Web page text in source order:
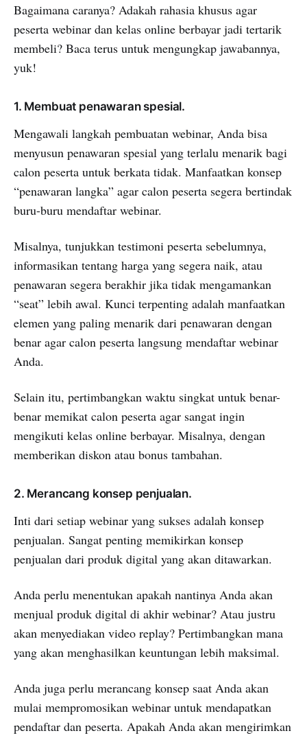
Bagaimana caranya? Adakah rahasia khusus agar
peserta webinar dan kelas online berbayar jadi tertarik
membeli? Baca terus untuk mengungkap jawabannya,
yuk!
1. Membuat penawaran spesial.
Mengawali langkah pembuatan webinar, Anda bisa
menyusun penawaran spesial yang terlalu menarik bagi
calon peserta untuk berkata tidak. Manfaatkan konsep
“penawaran langka” agar calon peserta segera bertindak
buru-buru mendaftar webinar.
Misalnya, tunjukkan testimoni peserta sebelumnya,
informasikan tentang harga yang segera naik, atau
penawaran segera berakhir jika tidak mengamankan
“seat” lebih awal. Kunci terpenting adalah manfaatkan
elemen yang paling menarik dari penawaran dengan
benar agar calon peserta langsung mendaftar webinar
Anda.
Selain itu, pertimbangkan waktu singkat untuk benar-
benar memikat calon peserta agar sangat ingin
mengikuti kelas online berbayar. Misalnya, dengan
memberikan diskon atau bonus tambahan.
2. Merancang konsep penjualan.
Inti dari setiap webinar yang sukses adalah konsep
penjualan. Sangat penting memikirkan konsep
penjualan dari produk digital yang akan ditawarkan.
Anda perlu menentukan apakah nantinya Anda akan
menjual produk digital di akhir webinar? Atau justru
akan menyediakan video replay? Pertimbangkan mana
yang akan menghasilkan keuntungan lebih maksimal.
Anda juga perlu merancang konsep saat Anda akan
mulai mempromosikan webinar untuk mendapatkan
pendaftar dan peserta. Apakah Anda akan mengirimkan